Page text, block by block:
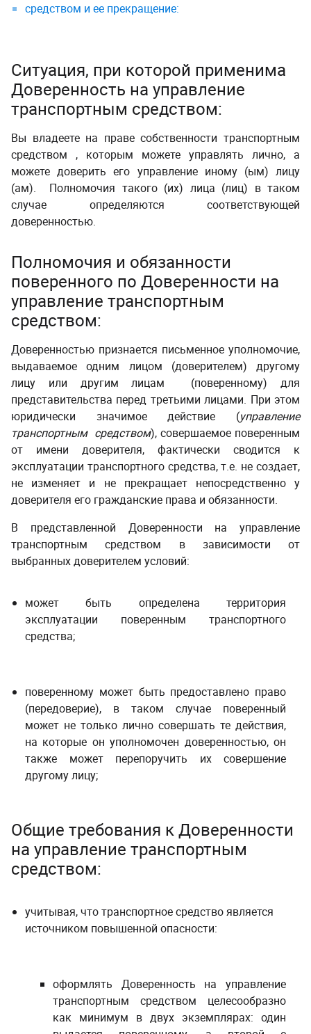
средством и ее прекращение: ­ ­
Ситуация, при которой применима
Доверенность на управление
транспортным средством:
Вы владеете на праве собственности транспортным
средством , которым можете управлять лично, а
можете доверить его управление иному (ым) лицу
(ам). Полномочия такого (их) лица (лиц) в таком
случае определяются соответствующей
доверенностью.
Полномочия и обязанности
поверенного по Доверенности на
управление транспортным
средством:
Доверенностью признается письменное уполномочие,
выдаваемое одним лицом (доверителем) другому
лицу или другим лицам (поверенному) для
представительства перед третьими лицами. При этом
юридически значимое действие (управление
транспортным средством), совершаемое поверенным
от имени доверителя, фактически сводится к
эксплуатации транспортного средства, т.е. не создает,
не изменяет и не прекращает непосредственно у
доверителя его гражданские права и обязанности.
В представленной Доверенности на управление
транспортным средством в зависимости от
выбранных доверителем условий:
может быть определена территория
эксплуатации поверенным транспортного
средства;
поверенному может быть предоставлено право
(передоверие), в таком случае поверенный
может не только лично совершать те действия,
на которые он уполномочен доверенностью, он
также может перепоручить их совершение
другому лицу;
Общие требования к Доверенности
на управление транспортным
средством:
учитывая, что транспортное средство является
источником повышенной опасности:
оформлять Доверенность на управление
транспортным средством целесообразно
как минимум в двух экземплярах: один